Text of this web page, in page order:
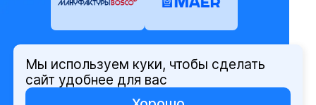
© Олимпийский комитет России,
2026
Мы используем куки, чтобы сделать
сайт удобнее для вас